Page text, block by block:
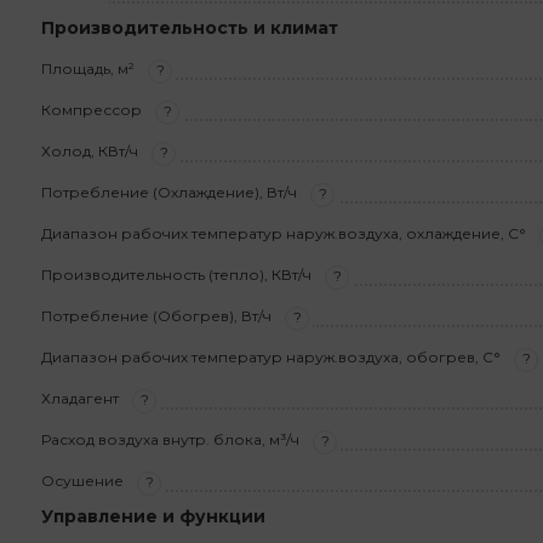
Производительность и климат
Площадь, м² ?
Компрессор ?
Холод, КВт/ч ?
Потребление (Охлаждение), Вт/ч ?
Диапазон рабочих температур наруж.воздуха, охлаждение, С°
Производительность (тепло), КВт/ч ?
Потребление (Обогрев), Вт/ч ?
Диапазон рабочих температур наруж.воздуха, обогрев, С° ?
Хладагент ?
Расход воздуха внутр. блока, м³/ч ?
Осушение ?
Управление и функции